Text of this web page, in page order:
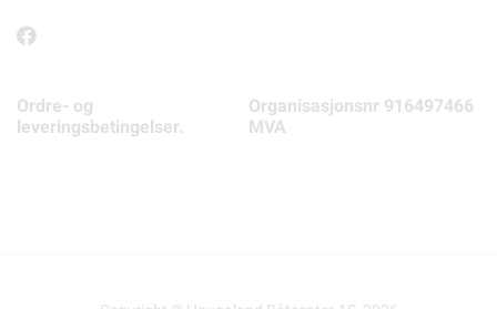
Ordre- og
leveringsbetingelser.
Organisasjonsnr 916497466
MVA